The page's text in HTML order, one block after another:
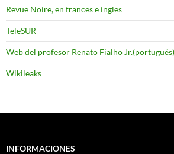
Revue Noire, en frances e ingles
TeleSUR
Web del profesor Renato Fialho Jr.(portugués)
Wikileaks
INFORMACIONES